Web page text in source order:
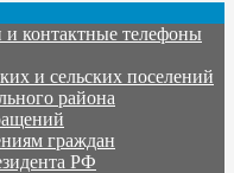
контактные телефоны
и сельских поселений
района
граждан
РФ